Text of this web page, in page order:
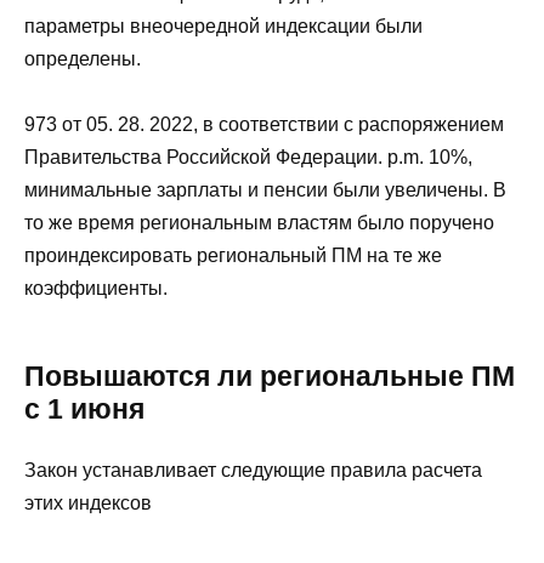
параметры внеочередной индексации были
определены.
973 от 05. 28. 2022, в соответствии с распоряжением
Правительства Российской Федерации. p.m. 10%,
минимальные зарплаты и пенсии были увеличены. В
то же время региональным властям было поручено
проиндексировать региональный ПМ на те же
коэффициенты.
Повышаются ли региональные ПМ
с 1 июня
Закон устанавливает следующие правила расчета
этих индексов